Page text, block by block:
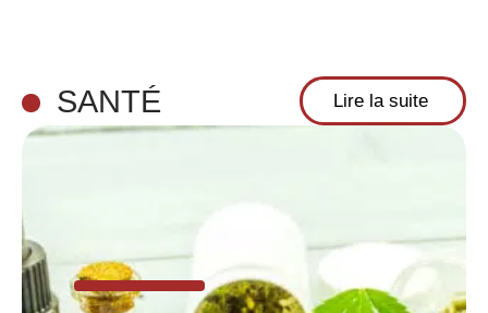
SANTÉ Lire la suite